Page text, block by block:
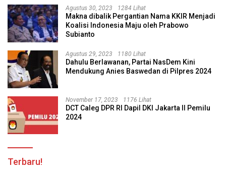
Agustus 30, 2023 1284 Lihat
Makna dibalik Pergantian Nama KKIR Menjadi
Koalisi Indonesia Maju oleh Prabowo
Subianto
Agustus 29, 2023 1180 Lihat
Dahulu Berlawanan, Partai NasDem Kini
Mendukung Anies Baswedan di Pilpres 2024
November 17, 2023 1176 Lihat
DCT Caleg DPR RI Dapil DKI Jakarta II Pemilu
2024
Terbaru!